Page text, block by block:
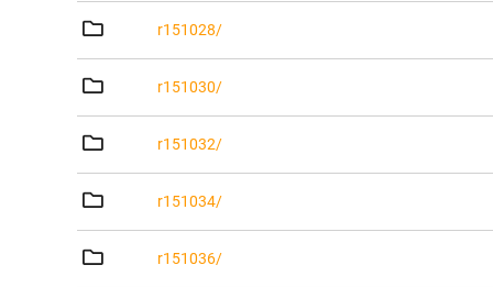
r151028/
r151030/
r151032/
r151034/
r151036/